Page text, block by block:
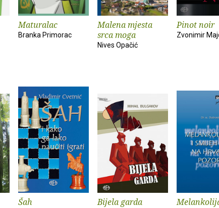
Maturalac
Branka Primorac
Malena mjesta
srca moga
Nives Opačić
Pinot noir
Zvonimir
Šah Bijela garda